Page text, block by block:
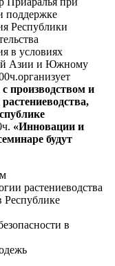
поддержке
Республики
в условиях
Азии и Южному
производством и
«Инновации и
будут
растениеводства
Республике
в